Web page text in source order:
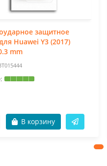
защитное
Huawei Y3 (2017)
mm
В корзину